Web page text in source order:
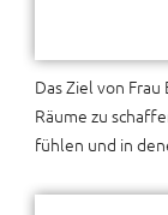
Das Ziel von
Räume zu
fühlen und in